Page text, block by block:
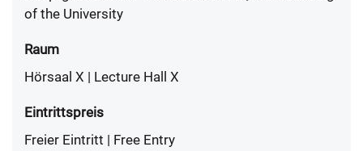
of the University
Raum
Hörsaal X | Lecture Hall X
Eintrittspreis
Freier Eintritt | Free Entry